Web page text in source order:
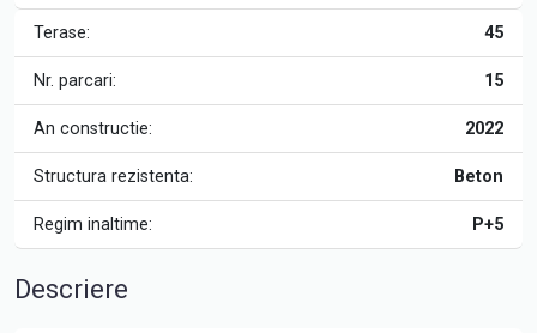
Terase: 45
Nr. parcari: 15
An constructie: 2022
Structura rezistenta: Beton
Regim inaltime: P+5
Descriere